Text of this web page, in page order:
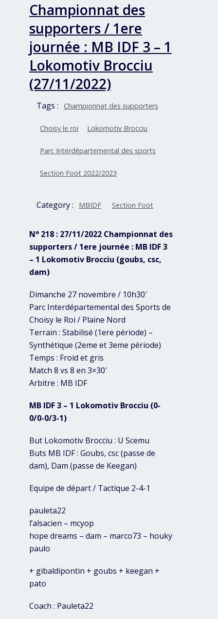
Championnat des
supporters / 1ere
journée : MB IDF 3 – 1
Lokomotiv Brocciu
(27/11/2022)
Tags : Championnat des supporters
Choisy le roi Lokomotiv Brocciu
Parc Interdépartemental des sports
Section Foot 2022/2023
Category : MBIDF Section Foot
N° 218 : 27/11/2022 Championnat des
supporters / 1ere journée : MB IDF 3
– 1 Lokomotiv Brocciu (goubs, csc,
dam)
Dimanche 27 novembre / 10h30′
Parc Interdépartemental des Sports de
Choisy le Roi / Plaine Nord
Terrain : Stabilisé (1ere période) –
Synthétique (2eme et 3eme période)
Temps : Froid et gris
Match 8 vs 8 en 3×30′
Arbitre : MB IDF
MB IDF 3 – 1 Lokomotiv Brocciu (0-
0/0-0/3-1)
But Lokomotiv Brocciu : U Scemu
Buts MB IDF : Goubs, csc (passe de
dam), Dam (passe de Keegan)
Equipe de départ / Tactique 2-4-1
pauleta22
l’alsacien – mcyop
hope dreams – dam – marco73 – houky
paulo
+ gibaldipontin + goubs + keegan +
pato
Coach : Pauleta22